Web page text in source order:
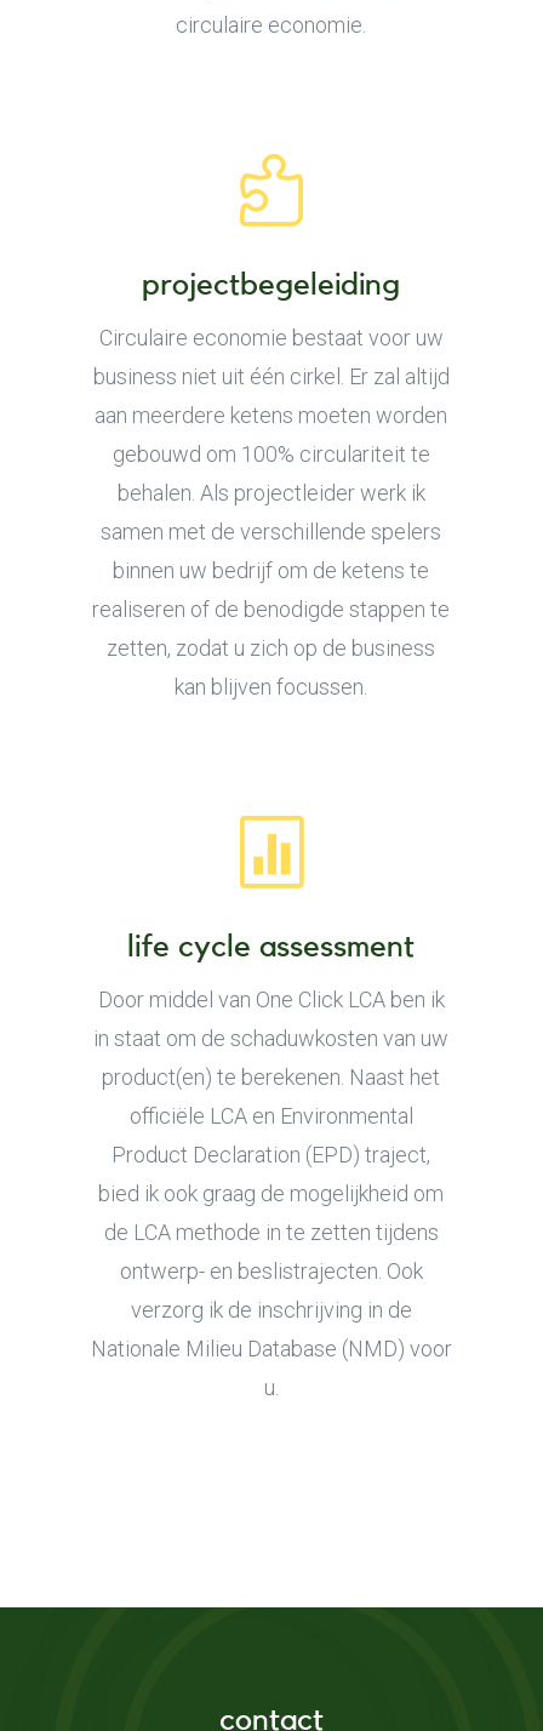
circulaire economie.

projectbegeleiding
Circulaire economie bestaat voor uw
business niet uit één cirkel. Er zal altijd
aan meerdere ketens moeten worden
gebouwd om 100% circulariteit te
behalen. Als projectleider werk ik
samen met de verschillende spelers
binnen uw bedrijf om de ketens te
realiseren of de benodigde stappen te
zetten, zodat u zich op de business
kan blijven focussen.

life cycle assessment
Door middel van One Click LCA ben ik
in staat om de schaduwkosten van uw
product(en) te berekenen. Naast het
officiële LCA en Environmental
Product Declaration (EPD) traject,
bied ik ook graag de mogelijkheid om
de LCA methode in te zetten tijdens
ontwerp- en beslistrajecten. Ook
verzorg ik de inschrijving in de
Nationale Milieu Database (NMD) voor
u.
contact